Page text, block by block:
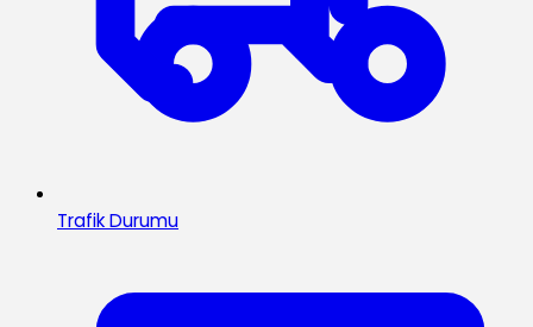
Trafik Durumu